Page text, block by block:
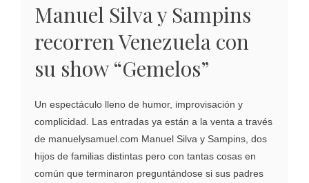
Manuel Silva y Sampins
recorren Venezuela con
su show “Gemelos”
Un espectáculo lleno de humor, improvisación y
complicidad. Las entradas ya están a la venta a través
de manuelysamuel.com Manuel Silva y Sampins, dos
hijos de familias distintas pero con tantas cosas en
común que terminaron preguntándose si sus padres